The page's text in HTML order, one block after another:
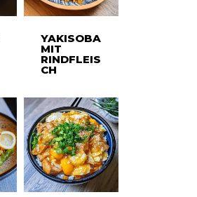
YAKISOBA
MIT
RINDFLEIS
CH